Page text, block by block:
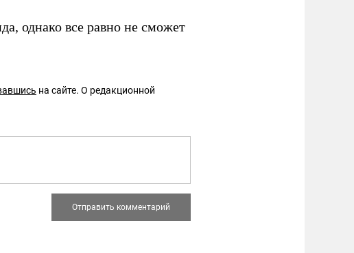
однако все равно не сможет
на сайте. О редакционной